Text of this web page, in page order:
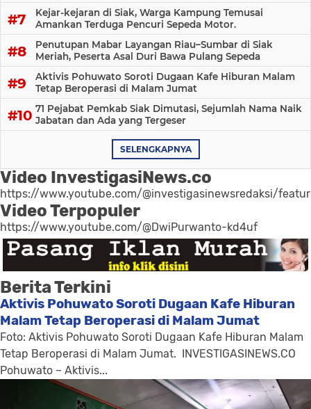
Kejar-kejaran di Siak, Warga Kampung Temusai
Amankan Terduga Pencuri Sepeda Motor.
Penutupan Mabar Layangan Riau–Sumbar di Siak
Meriah, Peserta Asal Duri Bawa Pulang Sepeda
Aktivis Pohuwato Soroti Dugaan Kafe Hiburan Malam
Tetap Beroperasi di Malam Jumat
71 Pejabat Pemkab Siak Dimutasi, Sejumlah Nama Naik
Jabatan dan Ada yang Tergeser
SELENGKAPNYA
Video InvestigasiNews.co
https://www.youtube.com/@investigasinewsredaksi/
Video Terpopuler
https://www.youtube.com/@DwiPurwanto-kd4uf
Berita Terkini
Aktivis Pohuwato Soroti Dugaan Kafe Hiburan
Malam Tetap Beroperasi di Malam Jumat
Foto: Aktivis Pohuwato Soroti Dugaan Kafe Hiburan Malam
Tetap Beroperasi di Malam Jumat. INVESTIGASINEWS.CO
Pohuwato – Aktivis...